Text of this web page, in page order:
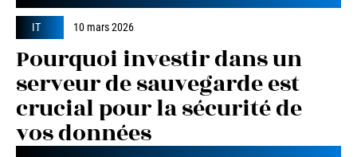
IT 10 mars 2026
Pourquoi investir dans un
serveur de sauvegarde est
crucial pour la sécurité de
vos données